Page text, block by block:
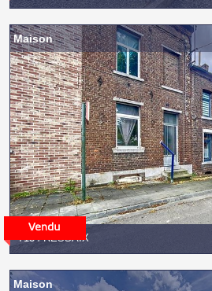
7134 RESSAIX
Maison
Maison